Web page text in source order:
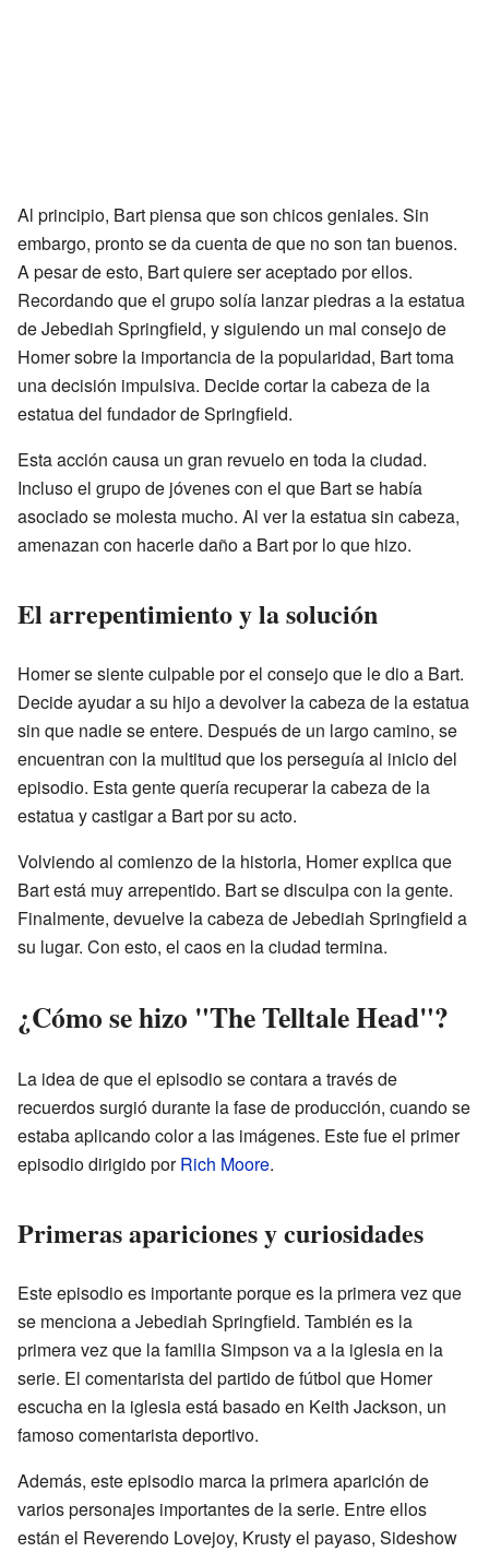
Al principio, Bart piensa que son chicos geniales. Sin
embargo, pronto se da cuenta de que no son tan buenos.
A pesar de esto, Bart quiere ser aceptado por ellos.
Recordando que el grupo solía lanzar piedras a la estatua
de Jebediah Springfield, y siguiendo un mal consejo de
Homer sobre la importancia de la popularidad, Bart toma
una decisión impulsiva. Decide cortar la cabeza de la
estatua del fundador de Springfield.
Esta acción causa un gran revuelo en toda la ciudad.
Incluso el grupo de jóvenes con el que Bart se había
asociado se molesta mucho. Al ver la estatua sin cabeza,
amenazan con hacerle daño a Bart por lo que hizo.
El arrepentimiento y la solución
Homer se siente culpable por el consejo que le dio a Bart.
Decide ayudar a su hijo a devolver la cabeza de la estatua
sin que nadie se entere. Después de un largo camino, se
encuentran con la multitud que los perseguía al inicio del
episodio. Esta gente quería recuperar la cabeza de la
estatua y castigar a Bart por su acto.
Volviendo al comienzo de la historia, Homer explica que
Bart está muy arrepentido. Bart se disculpa con la gente.
Finalmente, devuelve la cabeza de Jebediah Springfield a
su lugar. Con esto, el caos en la ciudad termina.
¿Cómo se hizo "The Telltale Head"?
La idea de que el episodio se contara a través de
recuerdos surgió durante la fase de producción, cuando se
estaba aplicando color a las imágenes. Este fue el primer
episodio dirigido porRich Moore.
Primeras apariciones y curiosidades
Este episodio es importante porque es la primera vez que
se menciona a Jebediah Springfield. También es la
primera vez que la familia Simpson va a la iglesia en la
serie. El comentarista del partido de fútbol que Homer
escucha en la iglesia está basado en Keith Jackson, un
famoso comentarista deportivo.
Además, este episodio marca la primera aparición de
varios personajes importantes de la serie. Entre ellos
están el Reverendo Lovejoy, Krusty el payaso, Sideshow